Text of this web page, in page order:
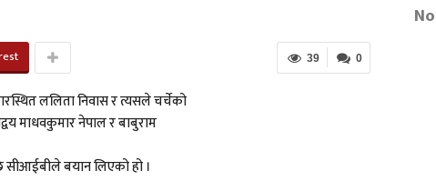
0
39
ललिता निवास र त्यसले चर्चेको
माधवकुमार नेपाल र बाबुराम
सीआईबीले बयान लिएको हो ।